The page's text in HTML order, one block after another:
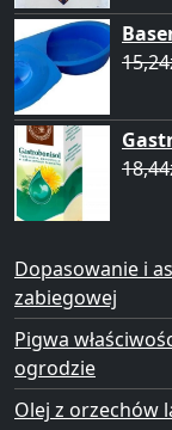
15,24
18,44
Dopasowanie i
zabiegowej
Pigwa
ogrodzie
Olej z orzechów